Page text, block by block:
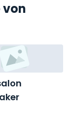
von
26